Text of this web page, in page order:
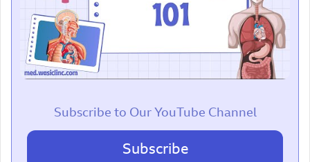
Subscribe to Our YouTube Channel
Subscribe